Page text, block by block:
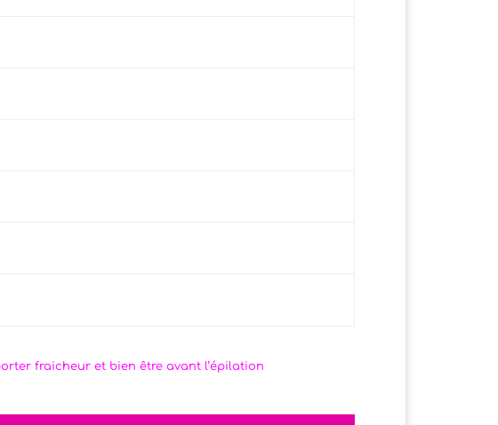
fraicheur et bien être avant l’épilation